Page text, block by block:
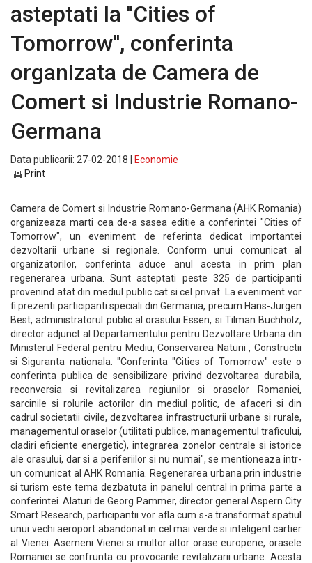
asteptati la ''Cities of
Tomorrow'', conferinta
organizata de Camera de
Comert si Industrie Romano-
Germana
Data publicarii: 27-02-2018 |
Economie
Print
Camera de Comert si Industrie Romano-Germana (AHK Romania)
organizeaza marti cea de-a sasea editie a conferintei "Cities of
Tomorrow", un eveniment de referinta dedicat importantei
dezvoltarii urbane si regionale. Conform unui comunicat al
organizatorilor, conferinta aduce anul acesta in prim plan
regenerarea urbana. Sunt asteptati peste 325 de participanti
provenind atat din mediul public cat si cel privat. La eveniment vor
fi prezenti participanti speciali din Germania, precum Hans-Jurgen
Best, administratorul public al orasului Essen, si Tilman Buchholz,
director adjunct al Departamentului pentru Dezvoltare Urbana din
Ministerul Federal pentru Mediu, Conservarea Naturii , Constructii
si Siguranta nationala. "Conferinta "Cities of Tomorrow" este o
conferinta publica de sensibilizare privind dezvoltarea durabila,
reconversia si revitalizarea regiunilor si oraselor Romaniei,
sarcinile si rolurile actorilor din mediul politic, de afaceri si din
cadrul societatii civile, dezvoltarea infrastructurii urbane si rurale,
managementul oraselor (utilitati publice, managementul traficului,
cladiri eficiente energetic), integrarea zonelor centrale si istorice
ale orasului, dar si a periferiilor si nu numai", se mentioneaza intr-
un comunicat al AHK Romania. Regenerarea urbana prin industrie
si turism este tema dezbatuta in panelul central in prima parte a
conferintei. Alaturi de Georg Pammer, director general Aspern City
Smart Research, participantii vor afla cum s-a transformat spatiul
unui vechi aeroport abandonat in cel mai verde si inteligent cartier
al Vienei. Asemeni Vienei si multor altor orase europene, orasele
Romaniei se confrunta cu provocarile revitalizarii urbane. Acesta